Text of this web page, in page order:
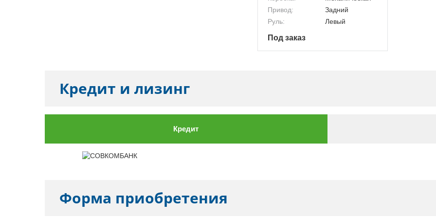
Привод:
Задний
Руль:
Левый
Под заказ
Кредит и лизинг
Кредит
Форма приобретения